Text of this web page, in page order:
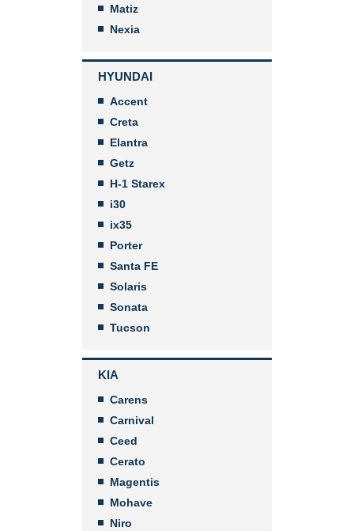
Matiz
Nexia
HYUNDAI
Accent
Creta
Elantra
Getz
H-1 Starex
i30
ix35
Porter
Santa FE
Solaris
Sonata
Tucson
KIA
Carens
Carnival
Ceed
Cerato
Magentis
Mohave
Niro